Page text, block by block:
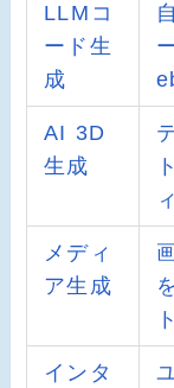
LLMコ
ード生
成
AI 3D
生成
メディ
ア生成
インタ